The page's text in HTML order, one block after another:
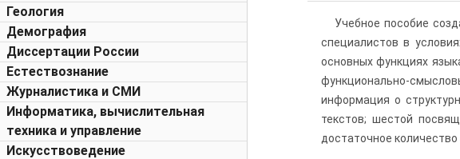
Геология
Демография
Диссертации России
Естествознание
Журналистика и СМИ
Информатика, вычислительная
техника и управление
Искусствоведение
Учебное пособие
специалистов в
основных функциях
функционально-
информация о
текстов; шестой
достаточное